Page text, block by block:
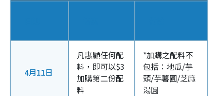
4月11日
凡惠顧任何配
料，即可以$3
加購第二份配
料
*加購之配料不
包括：地瓜/芋
頭/芋薯圓/芝麻
湯圓